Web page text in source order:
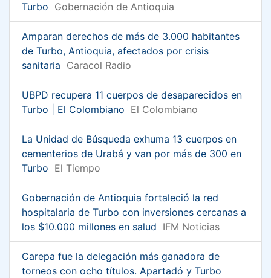
Turbo Gobernación de Antioquia
Amparan derechos de más de 3.000 habitantes
de Turbo, Antioquia, afectados por crisis
sanitaria Caracol Radio
UBPD recupera 11 cuerpos de desaparecidos en
Turbo | El Colombiano El Colombiano
La Unidad de Búsqueda exhuma 13 cuerpos en
cementerios de Urabá y van por más de 300 en
Turbo El Tiempo
Gobernación de Antioquia fortaleció la red
hospitalaria de Turbo con inversiones cercanas a
los $10.000 millones en salud IFM Noticias
Carepa fue la delegación más ganadora de
torneos con ocho títulos. Apartadó y Turbo